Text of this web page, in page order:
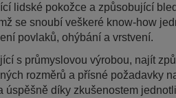
lidské pokožce a způsobující
se snoubí veškeré know-how
povlaků, ohýbání a vrstvení.
s průmyslovou výrobou, najít
rozměrů a přísné požadavky
úspěšně díky zkušenostem